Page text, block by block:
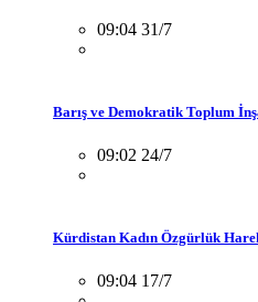
09:04 31/7
Barış ve Demokratik Toplum
09:02 24/7
Kürdistan Kadın Özgürlük
09:04 17/7